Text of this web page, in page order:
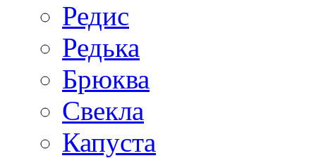
Редис
Редька
Брюква
Свекла
Капуста